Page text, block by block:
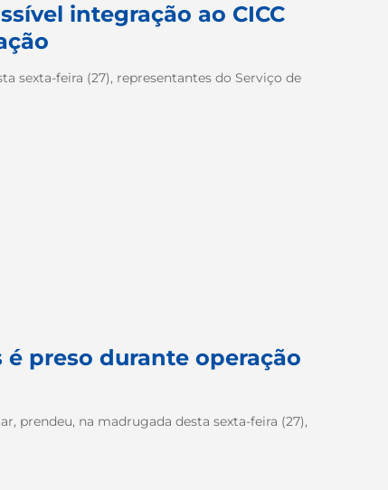
integração ao CICC
sexta-feira (27), representantes do Serviço de
preso durante operação
prendeu, na madrugada desta sexta-feira (27),